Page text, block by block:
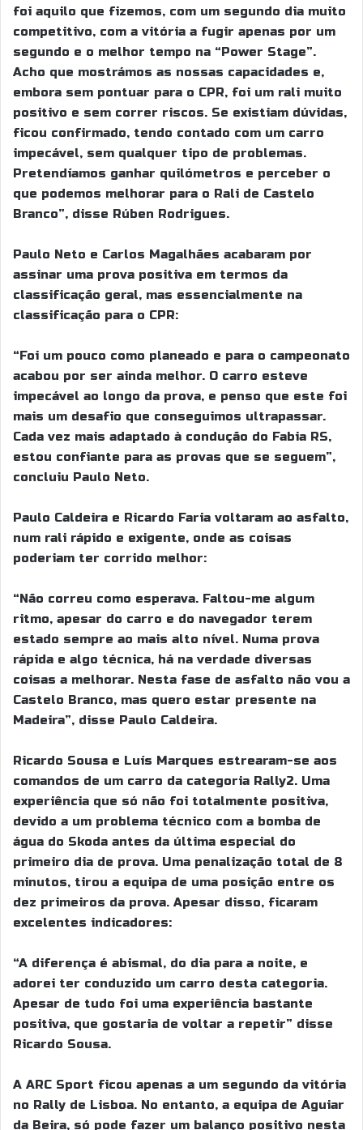
foi aquilo que fizemos, com um segundo dia muito
competitivo, com a vitória a fugir apenas por um
segundo e o melhor tempo na “Power Stage”.
Acho que mostrámos as nossas capacidades e,
embora sem pontuar para o CPR, foi um rali muito
positivo e sem correr riscos. Se existiam dúvidas,
ficou confirmado, tendo contado com um carro
impecável, sem qualquer tipo de problemas.
Pretendíamos ganhar quilómetros e perceber o
que podemos melhorar para o Rali de Castelo
Branco”, disse Rúben Rodrigues.
Paulo Neto e Carlos Magalhães acabaram por
assinar uma prova positiva em termos da
classificação geral, mas essencialmente na
classificação para o CPR:
“Foi um pouco como planeado e para o campeonato
acabou por ser ainda melhor. O carro esteve
impecável ao longo da prova, e penso que este foi
mais um desafio que conseguimos ultrapassar.
Cada vez mais adaptado à condução do Fabia RS,
estou confiante para as provas que se seguem”,
concluiu Paulo Neto.
Paulo Caldeira e Ricardo Faria voltaram ao asfalto,
num rali rápido e exigente, onde as coisas
poderiam ter corrido melhor:
“Não correu como esperava. Faltou-me algum
ritmo, apesar do carro e do navegador terem
estado sempre ao mais alto nível. Numa prova
rápida e algo técnica, há na verdade diversas
coisas a melhorar. Nesta fase de asfalto não vou a
Castelo Branco, mas quero estar presente na
Madeira”, disse Paulo Caldeira.
Ricardo Sousa e Luís Marques estrearam-se aos
comandos de um carro da categoria Rally2. Uma
experiência que só não foi totalmente positiva,
devido a um problema técnico com a bomba de
água do Skoda antes da última especial do
primeiro dia de prova. Uma penalização total de 8
minutos, tirou a equipa de uma posição entre os
dez primeiros da prova. Apesar disso, ficaram
excelentes indicadores:
“A diferença é abismal, do dia para a noite, e
adorei ter conduzido um carro desta categoria.
Apesar de tudo foi uma experiência bastante
positiva, que gostaria de voltar a repetir” disse
Ricardo Sousa.
A ARC Sport ficou apenas a um segundo da vitória
no Rally de Lisboa. No entanto, a equipa de Aguiar
da Beira, só pode fazer um balanço positivo nesta